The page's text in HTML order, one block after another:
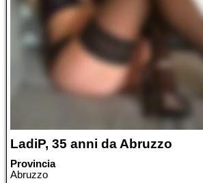
LadiP, 35 anni da Abruzzo
Provincia
Abruzzo